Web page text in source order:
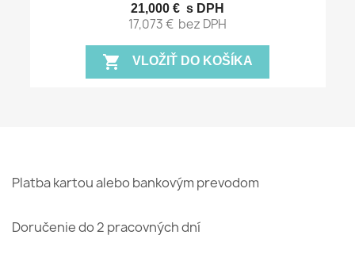
21,000 € s DPH
17,073 € bez DPH
shopping_cart VLOŽIŤ DO KOŠÍKA
Platba kartou alebo bankovým prevodom
Doručenie do 2 pracovných dní